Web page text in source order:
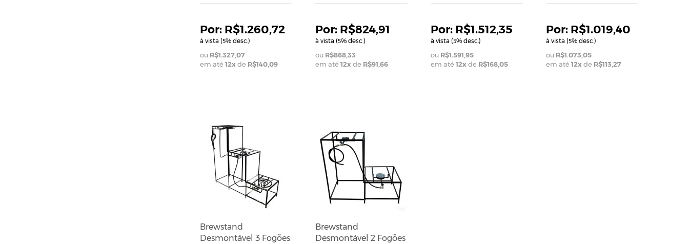
R$1.260,72
à vista (5% desc.)
R$1.327,07
em até 12x de R$140,09
R$824,91
à vista (5% desc.)
R$868,33
em até 12x de R$91,66
R$1.512,35
à vista (5% desc.)
R$1.591,95
em até 12x de R$168,05
R$1.019,40
à vista (5% desc.)
R$1.073,05
em até 12x de R$113,27
Brewstand
Desmontável 3 Fogões
Brewstand
Desmontável 2 Fogões